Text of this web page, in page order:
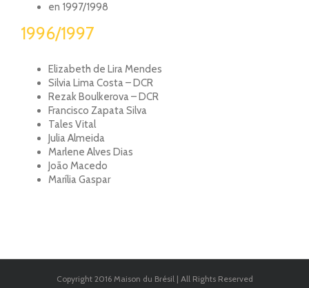
en 1997/1998
1996/1997
Elizabeth de Lira Mendes
Silvia Lima Costa – DCR
Rezak Boulkerova – DCR
Francisco Zapata Silva
Tales Vital
Julia Almeida
Marlene Alves Dias
João Macedo
Marília Gaspar
Copyright 2016 Maison du Brésil | All Rights Reserved